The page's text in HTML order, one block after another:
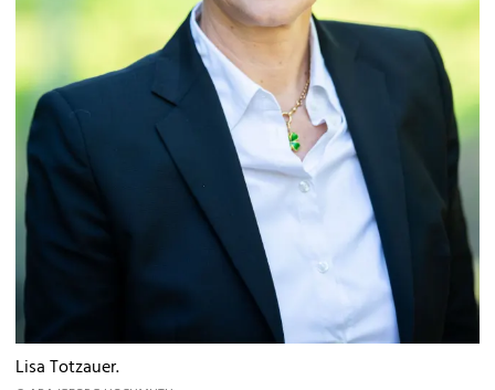
Lisa Totzauer.